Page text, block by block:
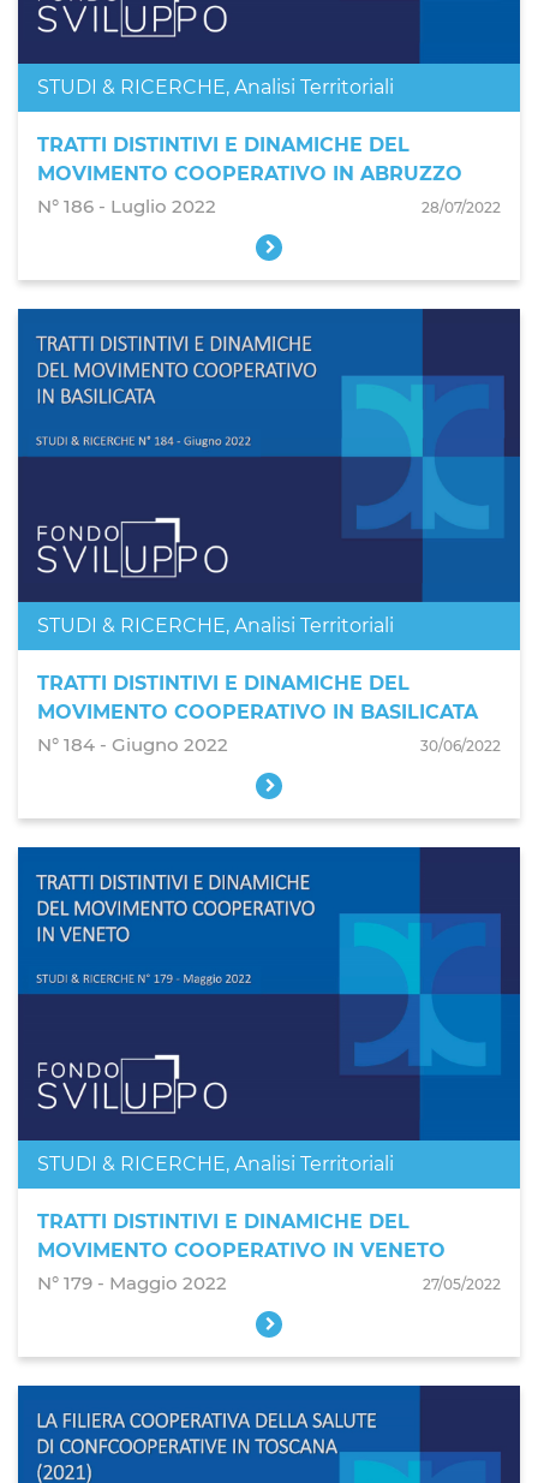
STUDI & RICERCHE, Analisi Territoriali
TRATTI DISTINTIVI E DINAMICHE DEL
MOVIMENTO COOPERATIVO IN ABRUZZO
N° 186 ‐ Luglio 2022
28/07/2022
STUDI & RICERCHE, Analisi Territoriali
TRATTI DISTINTIVI E DINAMICHE DEL
MOVIMENTO COOPERATIVO IN BASILICATA
N° 184 ‐ Giugno 2022
30/06/2022
STUDI & RICERCHE, Analisi Territoriali
TRATTI DISTINTIVI E DINAMICHE DEL
MOVIMENTO COOPERATIVO IN VENETO
N° 179 ‐ Maggio 2022
27/05/2022